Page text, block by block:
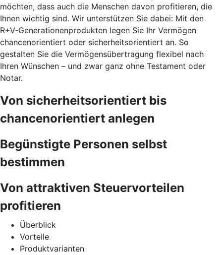
möchten, dass auch die Menschen davon profitieren, die
Ihnen wichtig sind. Wir unterstützen Sie dabei: Mit den
R+V-Generationenprodukten legen Sie Ihr Vermögen
chancenorientiert oder sicherheitsorientiert an. So
gestalten Sie die Vermögensübertragung flexibel nach
Ihren Wünschen – und zwar ganz ohne Testament oder
Notar.
Von sicherheitsorientiert bis
chancenorientiert anlegen
Begünstigte Personen selbst
bestimmen
Von attraktiven Steuervorteilen
profitieren
Überblick
Vorteile
Produktvarianten